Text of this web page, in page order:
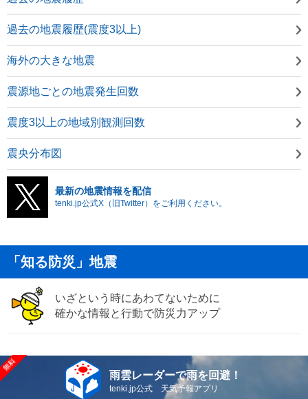
過去の地震履歴(震度3以上)
海外の大きな地震
震源地ごとの地震発生回数
震度3以上の地域別観測回数
震央分布図
最新の地震情報を配信
tenki.jp公式X（旧Twitter）をご利用ください。
「知る防災」地震
いざという時にあわてないために
確かな情報と行動で防災力アップ
雨雲レーダーで雨を回避！
tenki.jp公式 天気予報アプリ